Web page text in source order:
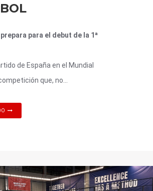
para el debut de la 1ª
de España en el Mundial
que, no...